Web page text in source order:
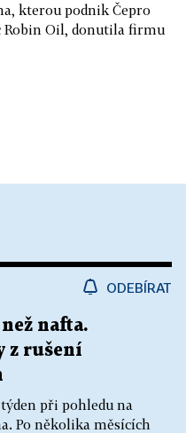
kterou podnik Čepro
Robin Oil, donutila firmu
ODEBÍRAT
nafta.
z rušení
při pohledu na
Po několika měsících